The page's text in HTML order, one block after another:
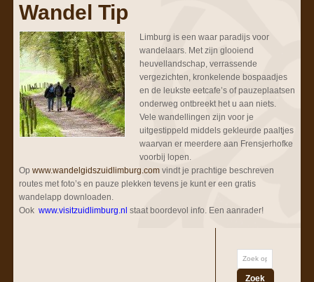
Wandel Tip
Limburg is een waar paradijs voor
wandelaars. Met zijn glooiend
heuvellandschap, verrassende
vergezichten, kronkelende bospaadjes
en de leukste eetcafe’s of pauzeplaatsen
onderweg ontbreekt het u aan niets.
Vele wandellingen zijn voor je
uitgestippeld middels gekleurde paaltjes
waarvan er meerdere aan Frensjerhofke
voorbij lopen.
Op www.wandelgidszuidlimburg.comvindt je prachtige beschreven
routes met foto’s en pauze plekken tevens je kunt er een gratis
wandelapp downloaden.
Ook www.visitzuidlimburg.nl staat boordevol info. Een aanrader!